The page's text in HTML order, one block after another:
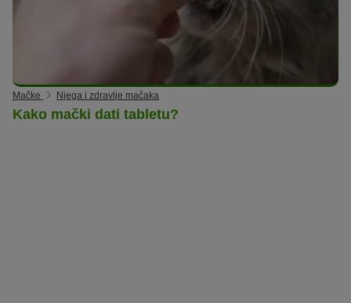
Mačke Njega i zdravlje mačaka
Kako mački dati tabletu?